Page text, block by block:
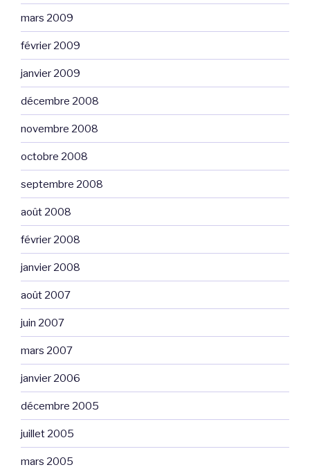
mars 2009
février 2009
janvier 2009
décembre 2008
novembre 2008
octobre 2008
septembre 2008
août 2008
février 2008
janvier 2008
août 2007
juin 2007
mars 2007
janvier 2006
décembre 2005
juillet 2005
mars 2005